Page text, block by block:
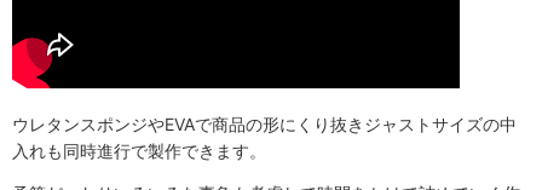
ウレタンスポンジやEVAで商品の形にくり抜きジャストサイズの中
入れも同時進行で製作できます。